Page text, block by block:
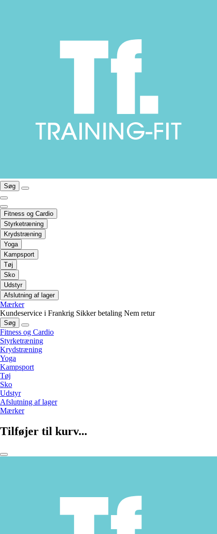
Søg
Fitness og Cardio
Styrketræning
Krydstræning
Yoga
Kampsport
Tøj
Sko
Udstyr
Afslutning af lager
Mærker
Kundeservice i Frankrig Sikker betaling Nem retur
Søg
Fitness og Cardio
Styrketræning
Krydstræning
Yoga
Kampsport
Tøj
Sko
Udstyr
Afslutning af lager
Mærker
Tilføjer til kurv...